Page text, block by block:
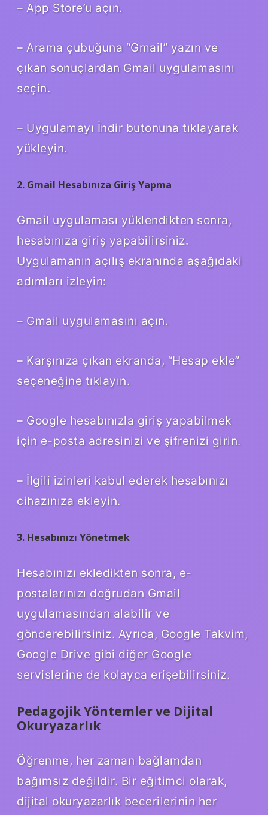
– App Store’u açın.
– Arama çubuğuna “Gmail” yazın ve
çıkan sonuçlardan Gmail uygulamasını
seçin.
– Uygulamayı İndir butonuna tıklayarak
yükleyin.
2. Gmail Hesabınıza Giriş Yapma
Gmail uygulaması yüklendikten sonra,
hesabınıza giriş yapabilirsiniz.
Uygulamanın açılış ekranında aşağıdaki
adımları izleyin:
– Gmail uygulamasını açın.
– Karşınıza çıkan ekranda, “Hesap ekle”
seçeneğine tıklayın.
– Google hesabınızla giriş yapabilmek
için e-posta adresinizi ve şifrenizi girin.
– İlgili izinleri kabul ederek hesabınızı
cihazınıza ekleyin.
3. Hesabınızı Yönetmek
Hesabınızı ekledikten sonra, e-
postalarınızı doğrudan Gmail
uygulamasından alabilir ve
gönderebilirsiniz. Ayrıca, Google Takvim,
Google Drive gibi diğer Google
servislerine de kolayca erişebilirsiniz.
Pedagojik Yöntemler ve Dijital
Okuryazarlık
Öğrenme, her zaman bağlamdan
bağımsız değildir. Bir eğitimci olarak,
dijital okuryazarlık becerilerinin her